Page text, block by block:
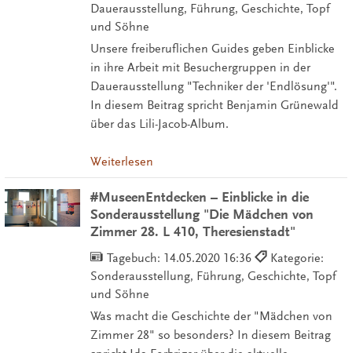
Dauerausstellung, Führung, Geschichte, Topf
und Söhne
Unsere freiberuflichen Guides geben Einblicke
in ihre Arbeit mit Besuchergruppen in der
Dauerausstellung "Techniker der 'Endlösung'".
In diesem Beitrag spricht Benjamin Grünewald
über das Lili-Jacob-Album.
Weiterlesen
#MuseenEntdecken – Einblicke in die
Sonderausstellung "Die Mädchen von
Zimmer 28. L 410, Theresienstadt"
Tagebuch: 14.05.2020 16:36
Kategorie:
Sonderausstellung, Führung, Geschichte, Topf
und Söhne
Was macht die Geschichte der "Mädchen von
Zimmer 28" so besonders? In diesem Beitrag